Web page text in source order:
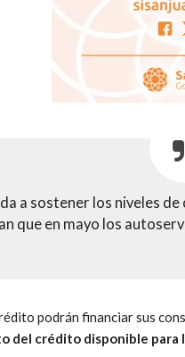
a sostener los niveles
que en mayo los
podrán financiar sus
del crédito disponible para